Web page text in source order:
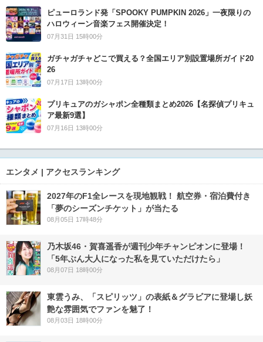
ピューロランド発「SPOOKY PUMPKIN 2026」一夜限りの
ハロウィーン音楽フェス開催決定！
07月31日 15時00分
ガチャガチャどこで買える？全国エリア別設置場所ガイド20
26
07月17日 13時00分
プリキュアのガシャポン全種類まとめ2026【名探偵プリキュ
ア最新9選】
07月16日 13時00分
エンタメ | アクセスランキング
2027年のF1全レースを現地観戦！ 航空券・宿泊費付き
「夢のシーズンチケット」が当たる
08月05日 17時48分
乃木坂46・賀喜遥香が週刊少年チャンピオンに登場！
「5年ぶん大人になった私を見ていただけたら」
08月07日 18時00分
東雲うみ、「スピリッツ」の表紙＆グラビアに登場し妖
艶な雰囲気でファンを魅了！
08月03日 18時00分